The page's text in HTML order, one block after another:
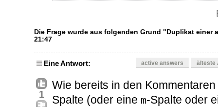
Die Frage wurde aus folgenden Grund "Duplikat einer
21:47
Eine Antwort: active answers älteste
1
Wie bereits in den
Spalte (oder eine m-Spalte oder